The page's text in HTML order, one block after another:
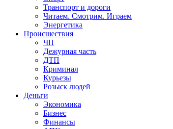
Транспорт и дороги
Читаем. Смотрим. Играем
Энергетика
Происшествия
ЧП
Дежурная часть
ДТП
Криминал
Курьезы
Розыск людей
Деньги
Экономика
Бизнес
Финансы